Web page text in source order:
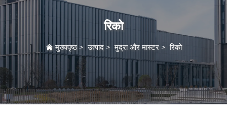
रिको
मुख्यपृष्ठ>उत्पाद>मुद्रा और मास्टर>रिको